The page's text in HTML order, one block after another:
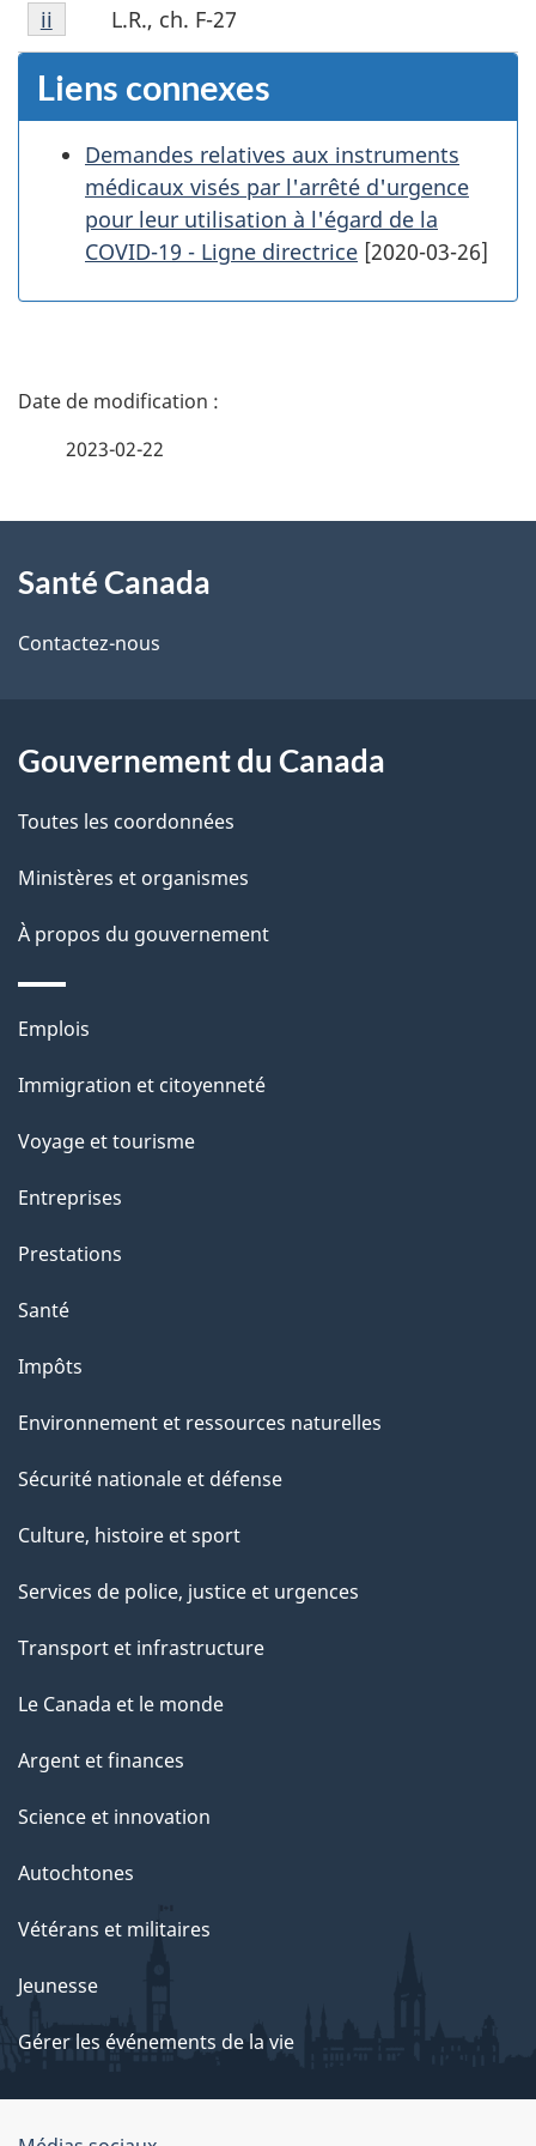
bas
de
page
Note
de
bas
de
page
L.R., ch. F-27
Retour à la référence de la note de bas de page
ii
Liens connexes
Demandes relatives aux instruments
médicaux visés par l'arrêté d'urgence
pour leur utilisation à l'égard de la
COVID-19 - Ligne directrice [2020-03-26]
D
i
l
d
e
p
a
2023-02-22
propos
de
site
Santé Canada
Contactez-nous
Gouvernement du Canada
Toutes les coordonnées
Ministères et organismes
À propos du gouvernement
Thèmes
sujets
Emplois
Immigration et citoyenneté
Voyage et tourisme
Entreprises
Prestations
Santé
Impôts
Environnement et ressources naturelles
Sécurité nationale et défense
Culture, histoire et sport
Services de police, justice et urgences
Transport et infrastructure
Le Canada et le monde
Argent et finances
Science et innovation
Autochtones
Vétérans et militaires
Jeunesse
Gérer les événements de la vie